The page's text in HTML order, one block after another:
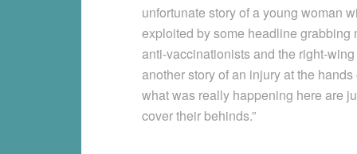
unfortunate story of a young woman
exploited by some headline grabbing
anti-vaccinationists and the right-
another story of an injury at the
what was really happening here are
cover their behinds.”